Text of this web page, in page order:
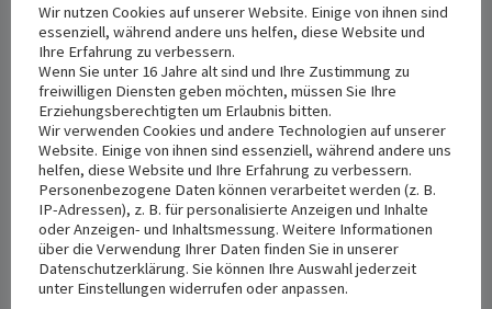
+ Add to Google Calendar + Add to iCalendar
DETAILS
Date:
April 18, 2025
Time:
8:00 pm - 10:00 pm
VENUE
St. Albertus
Nordanlage Staße 45 - 35390
Gießen ‎
35390 Gießen ‎ ,35390
Deutschland + Google Map
Wir nutzen Cookies auf unserer Website. Einige von ihnen sind
essenziell, während andere uns helfen, diese Website und
Ihre Erfahrung zu verbessern.
Wenn Sie unter 16 Jahre alt sind und Ihre Zustimmung zu
freiwilligen Diensten geben möchten, müssen Sie Ihre
Erziehungsberechtigten um Erlaubnis bitten.
Wir verwenden Cookies und andere Technologien auf unserer
Website. Einige von ihnen sind essenziell, während andere uns
helfen, diese Website und Ihre Erfahrung zu verbessern.
Personenbezogene Daten können verarbeitet werden (z. B.
IP-Adressen), z. B. für personalisierte Anzeigen und Inhalte
oder Anzeigen- und Inhaltsmessung. Weitere Informationen
über die Verwendung Ihrer Daten finden Sie in unserer
Datenschutzerklärung. Sie können Ihre Auswahl jederzeit
unter Einstellungen widerrufen oder anpassen.